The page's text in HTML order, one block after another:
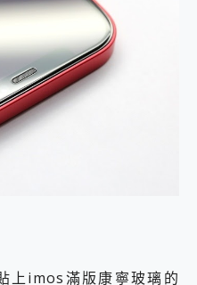
上imos滿版康寧玻璃的